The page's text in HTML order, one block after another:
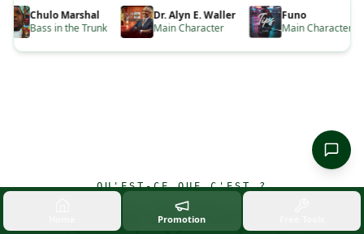
Chulo Marshal
Bass in the Trunk
Dr. Alyn E. Waller
Main Character
Funo
Main Character
QU'EST-CE QUE C'EST ?
Une vraie chance pour les
Promotion